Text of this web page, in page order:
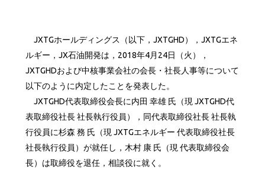
JXTGホールディングス（以下，JXTGHD），JXTGエネ
ルギー，JX石油開発は，2018年4月24日（火），
JXTGHDおよび中核事業会社の会長・社長人事等について
以下のように内定したことを発表した。
JXTGHD代表取締役会長に内田 幸雄 氏（現 JXTGHD代
表取締役社長 社長執行役員），同代表取締役社長 社長執
行役員に杉森 務 氏（現 JXTGエネルギー 代表取締役社長
社長執行役員）が就任し，木村 康 氏（現 代表取締役会
長）は取締役を退任，相談役に就く。